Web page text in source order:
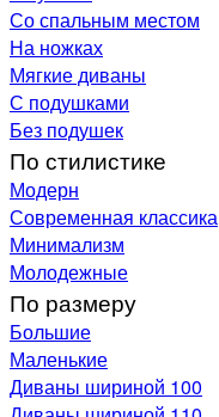
Со спальным местом
На ножках
Мягкие диваны
С подушками
Без подушек
По стилистике
Модерн
Современная классика
Минимализм
Молодежные
По размеру
Большие
Маленькие
Диваны шириной 100